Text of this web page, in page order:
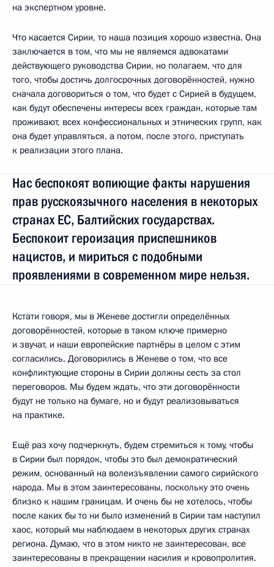
на экспертном уровне.
Что касается Сирии, то наша позиция хорошо известна. Она
заключается в том, что мы не являемся адвокатами
действующего руководства Сирии, но полагаем, что для
того, чтобы достичь долгосрочных договорённостей, нужно
сначала договориться о том, что будет с Сирией в будущем,
как будут обеспечены интересы всех граждан, которые там
проживают, всех конфессиональных и этнических групп, как
она будет управляться, а потом, после этого, приступать
к реализации этого плана.
Нас беспокоят вопиющие факты нарушения
прав русскоязычного населения в некоторых
странах ЕС, Балтийских государствах.
Беспокоит героизация приспешников
нацистов, и мириться с подобными
проявлениями в современном мире нельзя.
Кстати говоря, мы в Женеве достигли определённых
договорённостей, которые в таком ключе примерно
и звучат, и наши европейские партнёры в целом с этим
согласились. Договорились в Женеве о том, что все
конфликтующие стороны в Сирии должны сесть за стол
переговоров. Мы будем ждать, что эти договорённости
будут не только на бумаге, но и будут реализовываться
на практике.
Ещё раз хочу подчеркнуть, будем стремиться к тому, чтобы
в Сирии был порядок, чтобы это был демократический
режим, основанный на волеизъявлении самого сирийского
народа. Мы в этом заинтересованы, поскольку это очень
близко к нашим границам. И очень бы не хотелось, чтобы
после каких бы то ни было изменений в Сирии там наступил
хаос, который мы наблюдаем в некоторых других странах
региона. Думаю, что в этом никто не заинтересован, все
заинтересованы в прекращении насилия и кровопролития.